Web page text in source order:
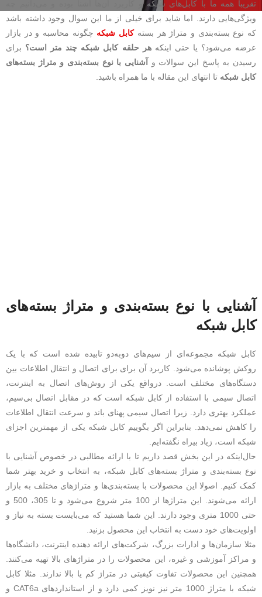
تقریباً همه ما با کابل‌های شبکه و کاربرد آن‌ها آشنا بوده و می‌دانیم چه
ویژگی‌هایی دارند. اما شاید برای خیلی از ما این سوال وجود داشته باشد
که نوع بسته‌بندی و متراژ هر بستهکابل شبکه چگونه محاسبه و در بازار
عرضه می‌شود؟ یا حتی اینکههر حلقه کابل شبکه چند متر است؟ برای
رسیدن به پاسخ این سوالات و
آشنایی با نوع بسته‌بندی و متراژ بسته‌های
کابل شبکه تا انتهای این مقاله با ما همراه باشید.
آشنایی با نوع بسته‌بندی و متراژ بسته‌های
کابل شبکه
کابل شبکه مجموعه‌ای از سیم‌های دوبه‌دو تابیده شده است که با یک
روکش پوشانده می‌شود. کاربرد آن برای برای اتصال و انتقال اطلاعات بین
دستگاه‌های مختلف است. درواقع یکی از روش‌های اتصال به اینترنت،
اتصال سیمی با استفاده از کابل شبکه است که در مقابل اتصال بی‌سیم،
عملکرد بهتری دارد. زیرا اتصال سیمی پهنای باند و سرعت انتقال اطلاعات
را کاهش نمی‌دهد. بنابراین اگر بگوییم کابل شبکه یکی از مهمترین اجزای
شبکه است، زیاد بیراه نگفته‌ایم.
حال‌اینکه در این بخش قصد داریم تا با ارائه مطالبی در خصوص آشنایی با
نوع بسته‌بندی و متراژ بسته‌های کابل شبکه، به انتخاب و خرید بهتر شما
کمک کنیم. اصولا این محصولات با بسته‌بندی‌ها و متراژهای مختلف به بازار
ارائه می‌شوند. این متراژها از 100 متر شروع می‌شود و تا 305، 500 و
حتی 1000 متری وجود دارند. این شما هستید که می‌بایست بسته به نیاز و
اولویت‌های خود دست به انتخاب این محصول بزنید.
مثلا سازمان‌ها و ادارات بزرگ، شرکت‌های ارائه دهنده اینترنت، دانشگاه‌ها
و مراکز آموزشی و غیره، این محصولات را در متراژهای بالا تهیه می‌کنند.
همچنین این محصولات تفاوت کیفیتی در متراژ کم یا بالا ندارند. مثلا کابل
شبکه با متراژ 1000 متر نیز نویز کمی دارد و از استانداردهای CAT6a و